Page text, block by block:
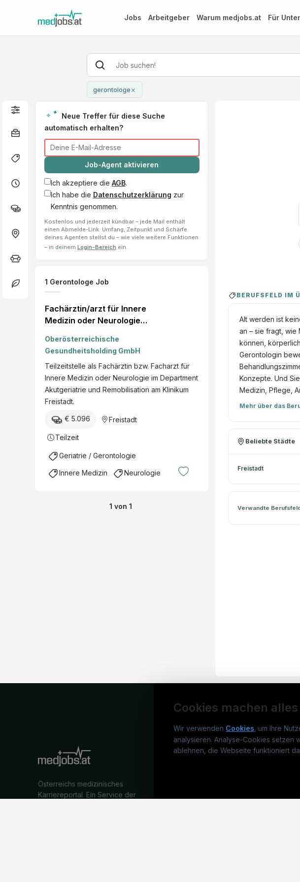
Jobs Arbeitgeber Warum medjobs.at Für
gerontologe×
Neue Treffer für diese Suche
automatisch erhalten?
Job-Agent aktivieren
Ich akzeptiere die AGB.
Ich habe die Datenschutzerklärung zur
Kenntnis genommen.
Kostenlos und jederzeit kündbar – jede Mail enthält
einen Abmelde-Link. Umfang, Zeitpunkt und Schärfe
deines Agenten stellst du – wie viele weitere Funktionen
– in deinem Login-Bereich ein.
1 Gerontologe Job
Fachärztin/arzt für Innere
Medizin oder Neurologie
Akutgeriatrie und
Remobilisation
Oberösterreichische
Gesundheitsholding GmbH
Teilzeitstelle als Fachärztin bzw. Facharzt für
Innere Medizin oder Neurologie im Department
Akutgeriatrie und Remobilisation am Klinikum
Freistadt.
€ 5.096 Freistadt
Teilzeit
Geriatrie / Gerontologie
Innere Medizin Neurologie
1 von 1
BERUFSFELD IM
Alt werden ist
an – sie fragt, wie
können,
Gerontologin
Konzepte. Und
Medizin, Pflege,
Mehr über das
Beliebte Städte
Freistadt
Verwandte
Cookies machen
Wir verwenden Cookies , um Ihre
analysieren. Analyse-Cookies setzen
ablehnen, die Webseite funktioniert
Österreichs medizinisches
Karriereportal. Ein Service der
medjobs.at
Arbeitgeber entdecken